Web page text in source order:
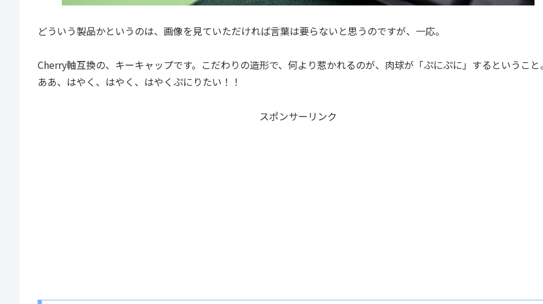
どういう製品かというのは、画像を見ていただければ言葉は要らないと思うのですが、一応。
Cherry軸互換の、キーキャップです。こだわりの造形で、何より惹かれるのが、肉球が「ぷにぷに」するということ
ああ、はやく、はやく、はやくぷにりたい！！
スポンサーリンク